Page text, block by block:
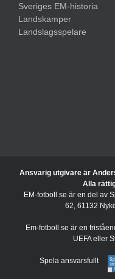
Sveriges EM-historia
Landskamper
Landslagsspelare
Ansvarig utgivare är
Alla
EM-fotboll.se är en del av
62, 61132
Em-fotboll.se är en
UEFA eller
Spela ansvarsfullt